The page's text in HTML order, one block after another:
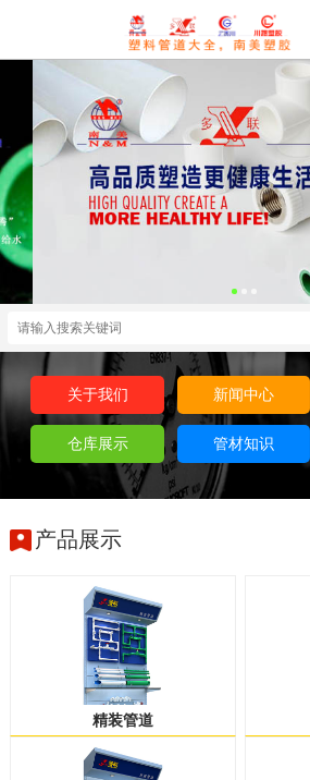
关于我们 新闻中心
仓库展示 管材知识
产品展示
精装管道